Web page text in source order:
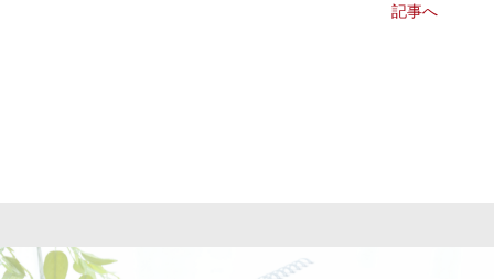
記事へ